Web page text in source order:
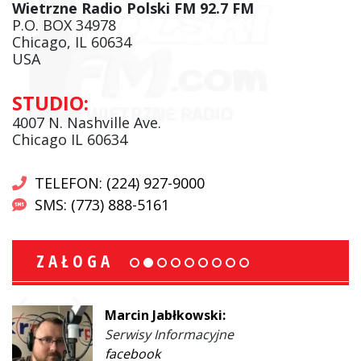
Wietrzne Radio Polski FM 92.7 FM
P.O. BOX 34978
Chicago, IL 60634
USA
STUDIO:
4007 N. Nashville Ave.
Chicago IL 60634
TELEFON: (224) 927-9000
SMS: (773) 888-5161
ZAŁOGA
Marcin Jabłkowski:
Serwisy Informacyjne
facebook